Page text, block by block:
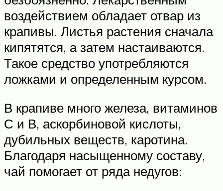
воздействием обладает отвар из
крапивы. Листья растения сначала
кипятятся, а затем настаиваются.
Такое средство употребляются
ложками и определенным курсом.
В крапиве много железа, витаминов
С и В, аскорбиновой кислоты,
дубильных веществ, каротина.
Благодаря насыщенному составу,
чай помогает от ряда недугов: